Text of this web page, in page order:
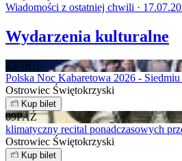
Wiadomości z ostatniej chwili ·
Wydarzenia kulturalne
13GRU
Polska Noc Kabaretowa 2026 - Siedmiu
Ostrowiec Świętokrzyski
Kup bilet
09PAŹ
klimatyczny recital ponadczasowych
Ostrowiec Świętokrzyski
Kup bilet